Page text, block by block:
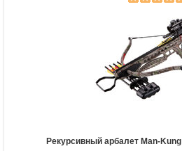
Рекурсивный арбалет Man-